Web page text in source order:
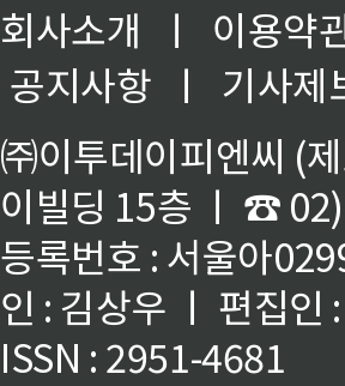
회사소개 ㅣ
이용약
공지사항
ㅣ
기사제
㈜이투데이피엔씨 (
이빌딩 15층 ㅣ ☎
등록번호 : 서울아
인 : 김상우 ㅣ 편집인
ISSN : 2951-4681